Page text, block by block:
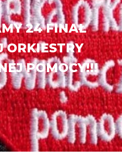
24 FINAŁ
ORKIESTRY
POMOCY!!!